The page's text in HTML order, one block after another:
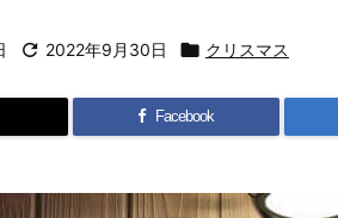
 2022年9月30日  クリスマス
Facebook